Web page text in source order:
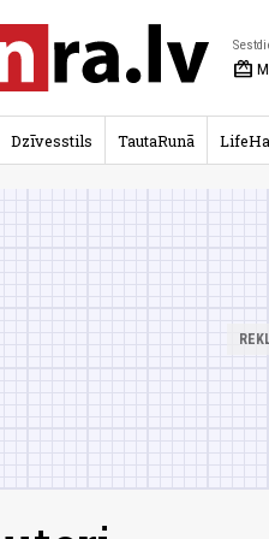
redeem
Dzīvesstils TautaRunā